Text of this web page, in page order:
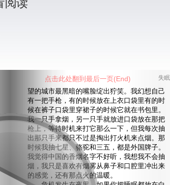
阅读
失眠
望的城市最黑暗的嘴脸绽出狞笑。我幻想自己
有一把手枪，有的时候放在上衣口袋里有的时
候在裤子口袋里穿裙子的时候它就在书包里。
我一只手拿烟，另一只手就放进口袋放在那把
枪上，等待时机来打它那么一下，但我每次抽
出那只手来都只不过是掏出打火机来点烟。那
时候我抽七星、骆驼和三五，都是外国牌子。
我觉得中国的香烟名字不好听，我想我不会抽
烟，我只是喜欢有烟雾从鼻子和口腔里冲出来
的感觉，还有那点火的温暖。
点击此处翻到最后一页(End)